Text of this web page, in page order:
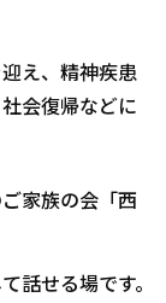
え、精神疾患
会復帰などに
家族の会「西
話せる場です。